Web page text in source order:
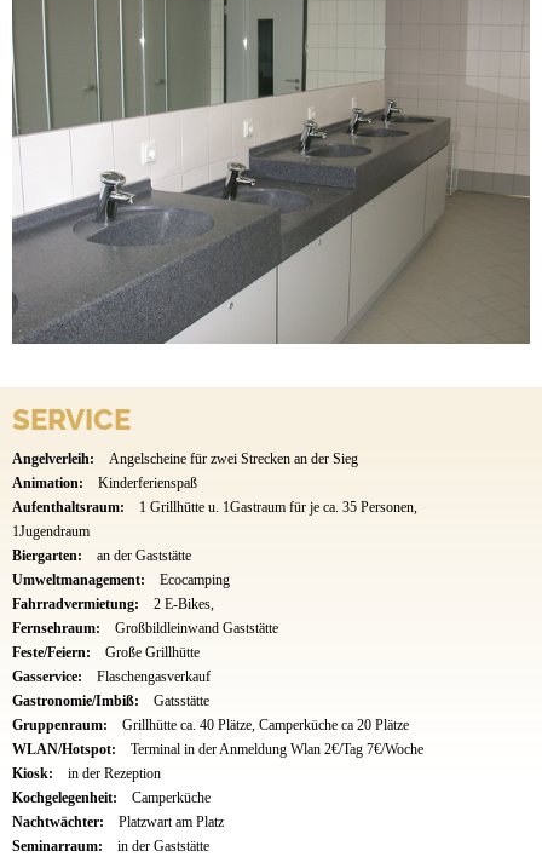
SERVICE
Angelverleih:
Angelscheine für zwei Strecken an der Sieg
Animation:
Kinderferienspaß
Aufenthaltsraum:
1 Grillhütte u. 1Gastraum für je ca. 35 Personen,
1Jugendraum
Biergarten:
an der Gaststätte
Umweltmanagement:
Ecocamping
Fahrradvermietung:
2 E-Bikes,
Fernsehraum:
Großbildleinwand Gaststätte
Feste/Feiern:
Große Grillhütte
Gasservice:
Flaschengasverkauf
Gastronomie/Imbiß:
Gatsstätte
Gruppenraum:
Grillhütte ca. 40 Plätze, Camperküche ca 20 Plätze
WLAN/Hotspot:
Terminal in der Anmeldung Wlan 2€/Tag 7€/Woche
Kiosk:
in der Rezeption
Kochgelegenheit:
Camperküche
Nachtwächter:
Platzwart am Platz
Seminarraum:
in der Gaststätte